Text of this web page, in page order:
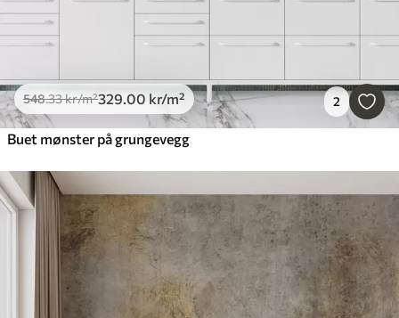
548.33kr/m²329.00 kr/m² 2
Buet mønster på grungevegg